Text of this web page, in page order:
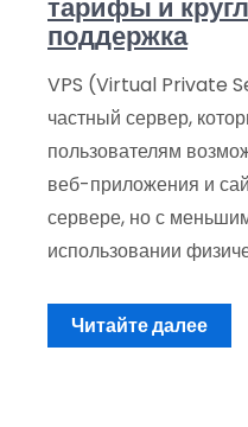
тарифы и
поддержка
VPS (Virtual Private
частный сервер,
пользователям
веб-приложения и
сервере, но с
использовании
Читайте далее